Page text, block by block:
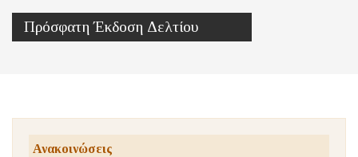
Πρόσφατη Έκδοση Δελτίου
Ανακοινώσεις